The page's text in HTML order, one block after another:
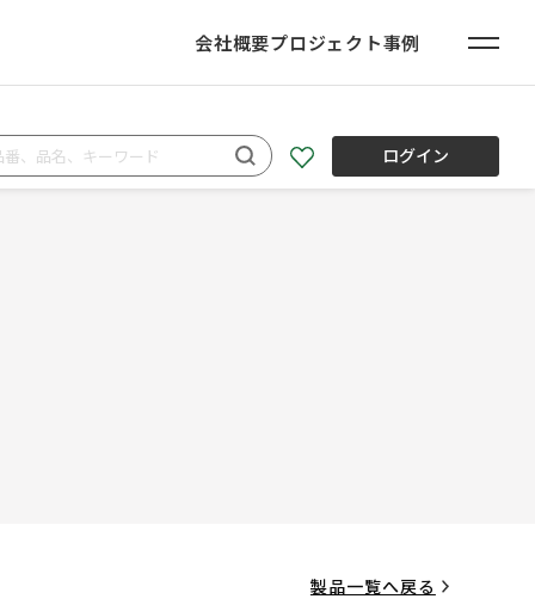
会社概要プロジェクト事例
ログイン
製品一覧へ戻る